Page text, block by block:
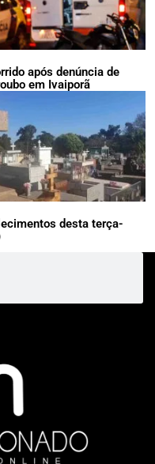
após denúncia de
em Ivaiporã
desta terça-